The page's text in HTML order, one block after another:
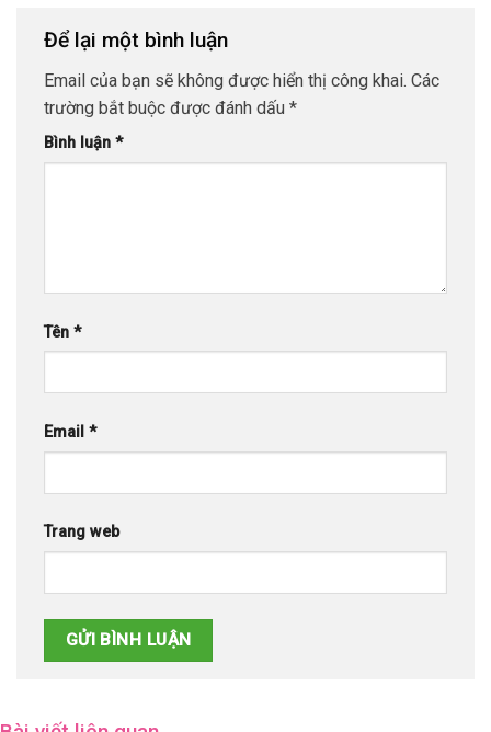
Để lại một bình luận
Email của bạn sẽ không được hiển thị công khai. Các
trường bắt buộc được đánh dấu *
Bình luận *
Tên *
Email *
Trang web